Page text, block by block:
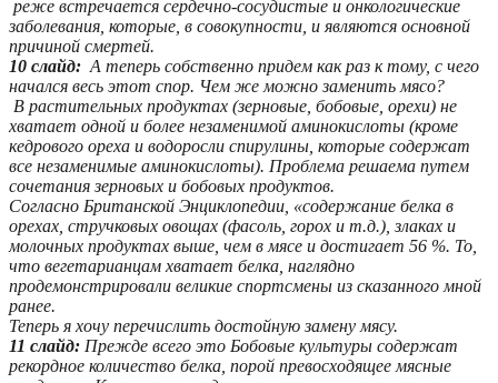
реже встречается сердечно-сосудистые и онкологические
заболевания, которые, в совокупности, и являются основной
причиной смертей.
10 слайд: А теперь собственно придем как раз к тому, с чего
начался весь этот спор. Чем же можно заменить мясо?
В растительных продуктах (зерновые, бобовые, орехи) не
хватает одной и более незаменимой аминокислоты (кроме
кедрового ореха и водоросли спирулины, которые содержат
все незаменимые аминокислоты). Проблема решаема путем
сочетания зерновых и бобовых продуктов.
Cогласно Британской Энциклопедии, «содержание белка в
орехах, стручковых овощах (фасоль, горох и т.д.), злаках и
молочных продуктах выше, чем в мясе и достигает 56 %. То,
что вегетарианцам хватает белка, наглядно
продемонстрировали великие спортсмены из сказанного мной
ранее.
Теперь я хочу перечислить достойную замену мясу.
11 слайд: Прежде всего это Бобовые культуры содержат
рекордное количество белка, порой превосходящее мясные